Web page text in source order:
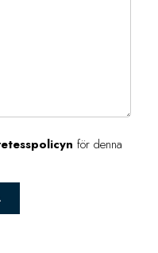
för denna